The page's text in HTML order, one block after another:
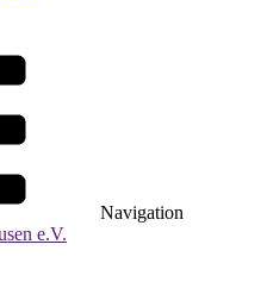
Navigation